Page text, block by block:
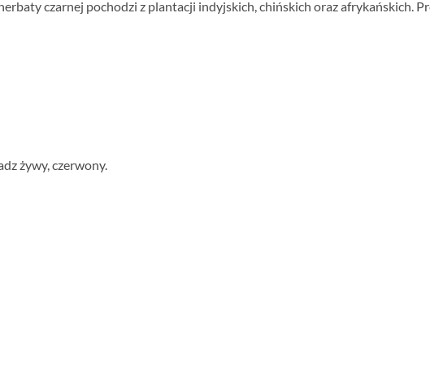
czarnej pochodzi z plantacji indyjskich, chińskich oraz afrykańskich.
żywy, czerwony.